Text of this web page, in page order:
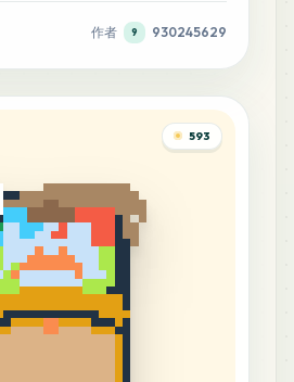
作者 9 930245629
593